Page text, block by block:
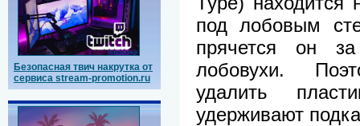
Безопасная твич накрутка от
сервиса stream-promotion.ru
под лобовым
прячется он
лобовухи.
удалить
удерживают